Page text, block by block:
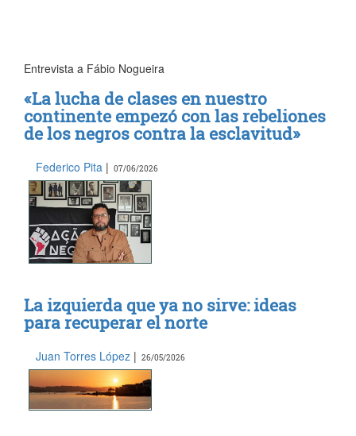
Entrevista a Fábio Nogueira
«La lucha de clases en nuestro
continente empezó con las rebeliones
de los negros contra la esclavitud»
Federico Pita | 07/06/2026
La izquierda que ya no sirve: ideas
para recuperar el norte
Juan Torres López | 26/05/2026